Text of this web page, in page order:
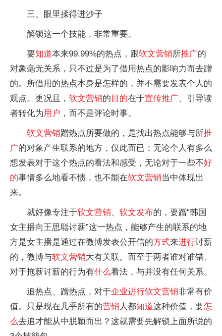
三、眼里揉得进沙子
解锁这一个技能，非常重要。
要知道本来99.99%的热点，跟软文营销所推广的
对象毫无关系，只不过是为了借用热点的影响力而去蹭
的。所借用的热点本身是怎样的，并不需要发表个人的
观点。更况且， 软文营销的目的在于宣传推广、引导读
者转化为用户 ，而不是评论时事。
软文营销蹭热点所要做的，是找出热点能够与所推
广的对象产生联系的地方，仅此而已；无论个人有多么
想发表对于这个热点的看法和感受，无论对于一些不好
的事情多么地看不惯，也不能在软文营销当中体现出
来。
就好像专注于软文营销、 软文发布的，要蹭“韩国
女主播向王思聪讨薪”这一热点，能够产生的联系的地
方是女主播是通过在微博发表公开信的方式来进行讨薪
的，微博与软文营销大有关联。而至于两者谁对谁错、
对于拖薪讨薪的行为有什么看法，与并没有任何关系。
追热点、蹭热点，对于企业进行软文营销非常有价
值。只是现在几乎所有的营销 人都知道这种价值，要怎
么去追才能从中脱颖而出？这就需要先解锁上面所说的